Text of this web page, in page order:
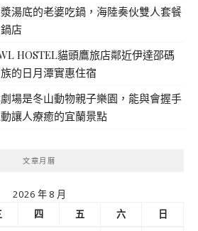
漿湯底的老婆吃鍋，海陸奏伙雙人套餐
店
HOSTEL貓頭鷹旅店鄰近伊達邵碼
的日月潭實惠住宿
劇場是冬山動物親子樂園，能與會握手
讓人療癒的宜蘭景點
文章月曆
2026 年 8 月
四 五 六
日